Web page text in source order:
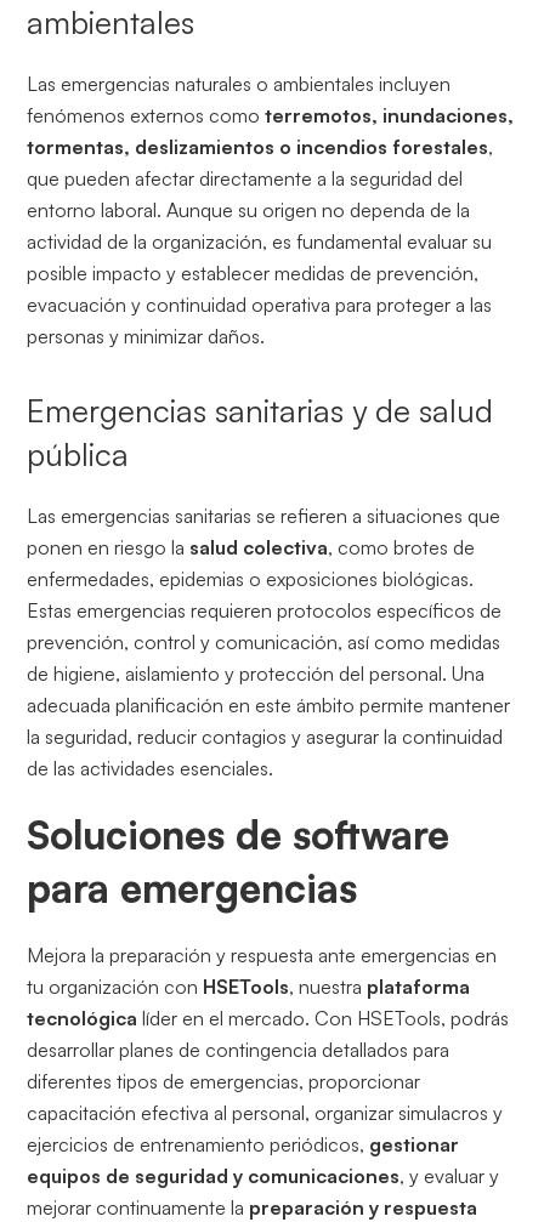
ambientales
Las emergencias naturales o ambientales incluyen
fenómenos externos comoterremotos, inundaciones,
tormentas, deslizamientos o incendios forestales,
que pueden afectar directamente a la seguridad del
entorno laboral. Aunque su origen no dependa de la
actividad de la organización, es fundamental evaluar su
posible impacto y establecer medidas de prevención,
evacuación y continuidad operativa para proteger a las
personas y minimizar daños.
Emergencias sanitarias y de salud
pública
Las emergencias sanitarias se refieren a situaciones que
ponen en riesgo la salud colectiva, como brotes de
enfermedades, epidemias o exposiciones biológicas.
Estas emergencias requieren protocolos específicos de
prevención, control y comunicación, así como medidas
de higiene, aislamiento y protección del personal. Una
adecuada planificación en este ámbito permite mantener
la seguridad, reducir contagios y asegurar la continuidad
de las actividades esenciales.
Soluciones de software
para emergencias
Mejora la preparación y respuesta ante emergencias en
tu organización con HSETools, nuestra plataforma
tecnológica líder en el mercado. Con HSETools, podrás
desarrollar planes de contingencia detallados para
diferentes tipos de emergencias, proporcionar
capacitación efectiva al personal, organizar simulacros y
ejercicios de entrenamiento periódicos, gestionar
equipos de seguridad y comunicaciones, y evaluar y
mejorar continuamente la preparación y respuesta